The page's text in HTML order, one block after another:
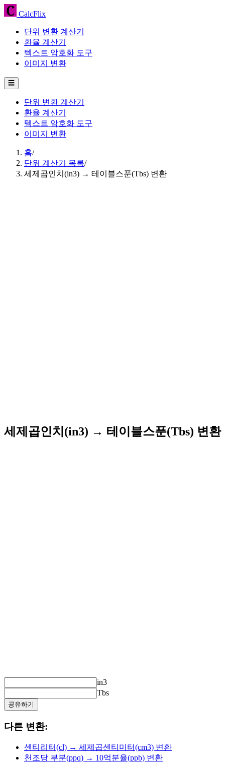
CalcFlix
단위 변환 계산기
환율 계산기
텍스트 암호화 도구
이미지 변환
☰
단위 변환 계산기
환율 계산기
텍스트 암호화 도구
이미지 변환
홈/
단위 계산기 목록/
세제곱인치(in3) → 테이블스푼(Tbs) 변환
세제곱인치(in3) → 테이블스푼(Tbs) 변환
in3
Tbs
공유하기
다른 변환:
센티리터(cl) → 세제곱센티미터(cm3) 변환
천조당 부분(ppq) → 10억분율(ppb) 변환